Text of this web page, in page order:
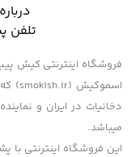
تلفن
فروشگاه اینترنتی کیش
دخانیات در ایران و
میباشد.
این فروشگاه اینترنتی با